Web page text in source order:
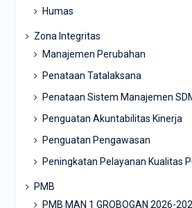
Humas
Zona Integritas
Manajemen Perubahan
Penataan Tatalaksana
Penataan Sistem Manajemen
Penguatan Akuntabilitas Kinerja
Penguatan Pengawasan
Peningkatan Pelayanan Kualitas
PMB
PMB MAN 1 GROBOGAN 2026-